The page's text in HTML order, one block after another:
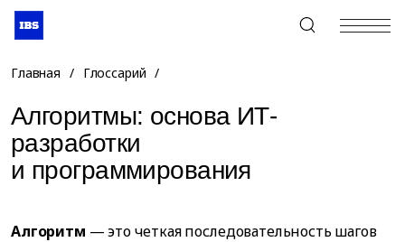
+7 (495) 967-80-80
Главная / Глоссарий /
Алгоритмы: основа ИТ-
разработки
и программирования
Алгоритм — это четкая последовательность шагов